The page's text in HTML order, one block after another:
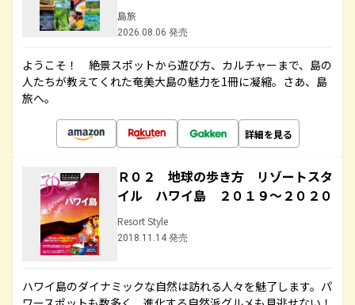
島旅
2026.08.06 発売
ようこそ！ 絶景スポットから遊び方、カルチャーまで、島の
人たちが教えてくれた奄美大島の魅力を1冊に凝縮。さあ、島
旅へ。
詳細を見る
Ｒ０２ 地球の歩き方 リゾートスタ
イル ハワイ島 ２０１９～２０２０
Resort Style
2018.11.14 発売
ハワイ島のダイナミックな自然は訪れる人々を魅了します。パ